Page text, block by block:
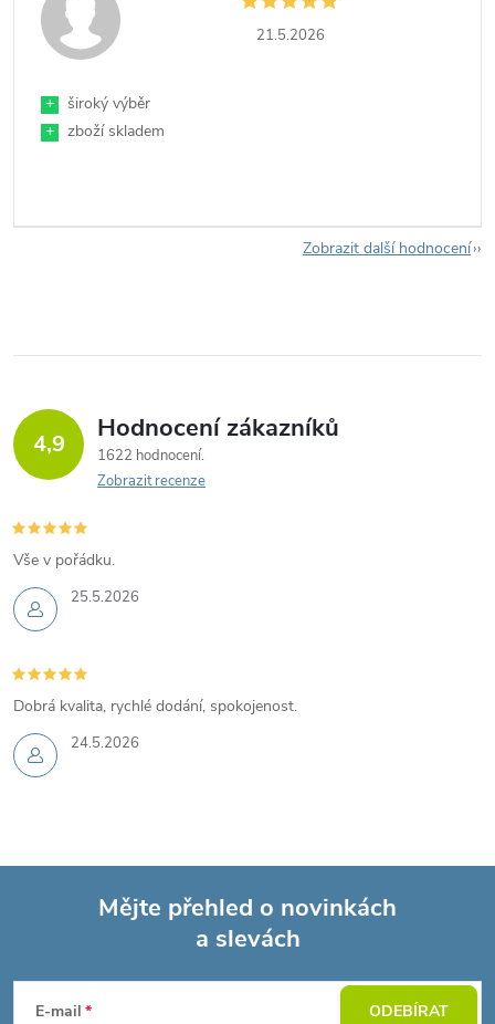
21.5.2026
+
široký výběr
+
zboží skladem
Zobrazit další hodnocení
4,9 Hodnocení zákazníků
1622 hodnocení
Zobrazit recenze
25.5.2026
Vše v pořádku.
24.5.2026
Dobrá kvalita, rychlé dodání, spokojenost.
Mějte přehled o novinkách
a slevách
E-mail ODEBÍRAT